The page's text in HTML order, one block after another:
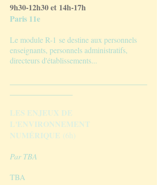
9h30-12h30 et 14h-17h
Paris 11e
Le module R-1 se destineaux personnels
enseignants, personnels administratifs,
directeurs d'établissements...
LES ENJEUX DE
L'ENVIRONNEMENT
NUMÉRIQUE (6h)
Par TBA
TBA